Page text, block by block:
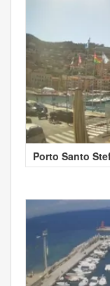
Porto Santo